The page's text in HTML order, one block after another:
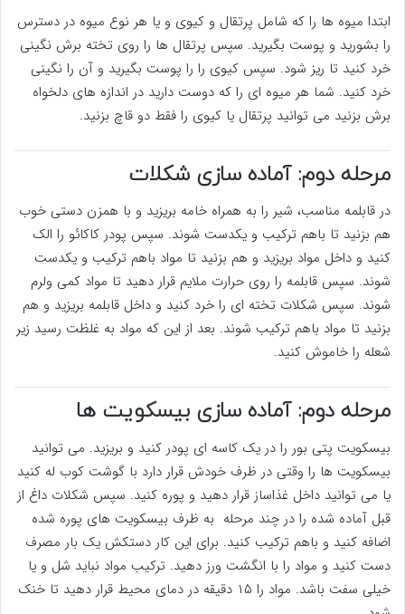
ابتدا میوه ها را که شامل پرتقال و کیوی و یا هر نوع میوه در دسترس
را بشورید و پوست بگیرید. سپس پرتقال ها را روی تخته برش نگینی
خرد کنید تا ریز شود. سپس کیوی را را پوست بگیرید و آن را نگینی
خرد کنید. شما هر میوه ای را که دوست دارید در اندازه های دلخواه
برش بزنید می توانید پرتقال یا کیوی را فقط دو قاچ بزنید.
مرحله دوم: آماده سازی شکلات
در قابلمه مناسب، شیر را به همراه خامه بریزید و با همزن دستی خوب
هم بزنید تا باهم ترکیب و یکدست شوند. سپس پودر کاکائو را الک
کنید و داخل مواد بریزید و هم بزنید تا مواد باهم ترکیب و یکدست
شوند. سپس قابلمه را روی حرارت ملایم قرار دهید تا مواد کمی ولرم
شوند. سپس شکلات تخته ای را خرد کنید و داخل قابلمه بریزید و هم
بزنید تا مواد باهم ترکیب شوند. بعد از این که مواد به غلظت رسید زیر
شعله را خاموش کنید.
مرحله دوم: آماده سازی بیسکویت ها
بیسکویت پتی بور را در یک کاسه ای پودر کنید و بریزید. می توانید
بیسکویت ها را وقتی در ظرف خودش قرار دارد با گوشت کوب له کنید
یا می توانید داخل غذاساز قرار دهید و پوره کنید. سپس شکلات داغ از
قبل آماده شده را در چند مرحله به ظرف بیسکویت های پوره شده
اضافه کنید و باهم ترکیب کنید. برای این کار دستکش یک بار مصرف
دست کنید و مواد را با انگشت ورز دهید. ترکیب مواد نباید شل و یا
خیلی سفت باشد. مواد را ۱۵ دقیقه در دمای محیط قرار دهید تا خنک